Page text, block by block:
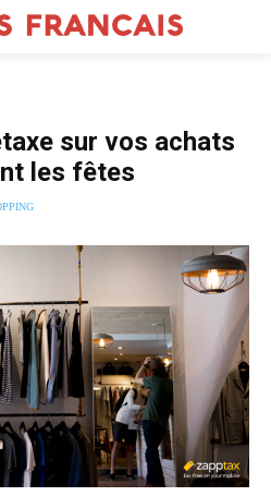
sur vos achats
les fêtes